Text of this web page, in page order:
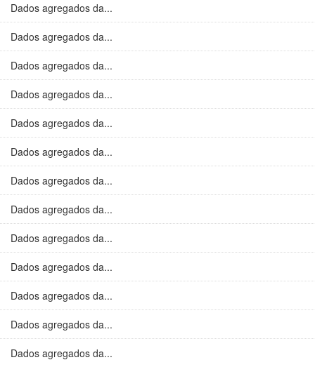
Dados agregados da...
Dados agregados da...
Dados agregados da...
Dados agregados da...
Dados agregados da...
Dados agregados da...
Dados agregados da...
Dados agregados da...
Dados agregados da...
Dados agregados da...
Dados agregados da...
Dados agregados da...
Dados agregados da...